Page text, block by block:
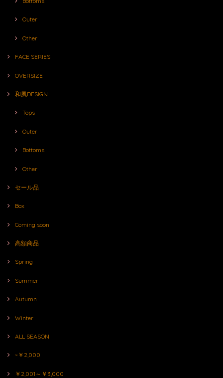
Outer
Other
FACE SERIES
OVERSIZE
和風DESIGN
Tops
Outer
Bottoms
Other
セール品
Box
Coming soon
高額商品
Spring
Summer
Autumn
Winter
ALL SEASON
~￥2,000
￥2,001～￥3,000